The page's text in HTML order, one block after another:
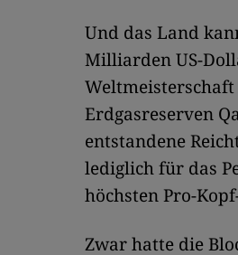
Und das Land
Milliarden US-
Erdgasreserven
entstandene
lediglich für das
höchsten Pro-
Zwar hatte die